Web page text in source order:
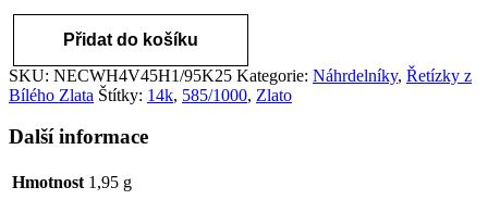
Zlatý
Řetízek
Hmotnost:
45cm
Přidat do košíku
SKU: NECWH4V45H1/95K25 Kategorie: Náhrdelníky, Řetízky z
Bílého Zlata Štítky: 14k, 585/1000, Zlato
Další informace
Hmotnost 1,95 g